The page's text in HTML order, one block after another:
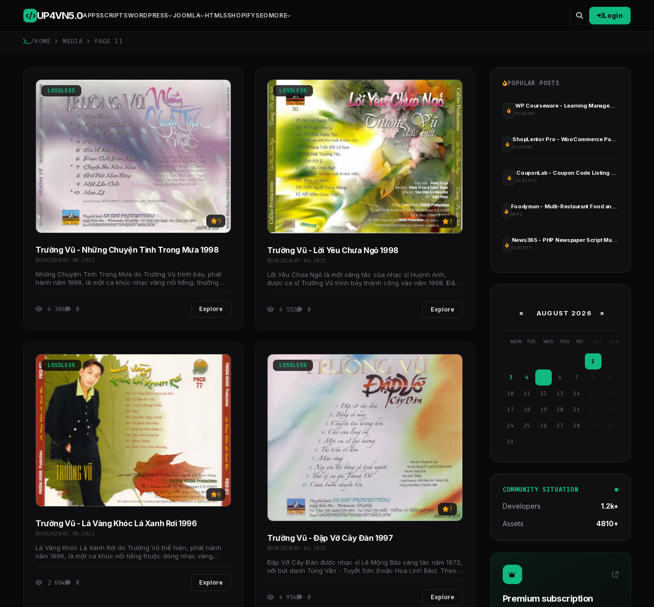
UP4VN5.0APPSSCRIPTSWORDPRESS JOOMLA HTML5SHOPIFYSEO MORE Login
/HOME > MEDIA > PAGE 11
LOSSLESS
5
Trường Vũ - Những Chuyện Tình Trong Mưa 1998
BOSA2020 07.06.2021
Những Chuyện Tình Trong Mưa do Trường Vũ trình bày, phát
hành năm 1998, là một ca khúc nhạc vàng nổi tiếng, thường
4 386 0 Explore
LOSSLESS
7
Trường Vũ - Lời Yêu Chưa Ngỏ 1998
BOSA2020 07.06.2021
Lời Yêu Chưa Ngỏ là một sáng tác của nhạc sĩ Huỳnh Anh,
được ca sĩ Trường Vũ trình bày thành công vào năm 1998. Đây
4 552 0 Explore
LOSSLESS
6
Trường Vũ - Lá Vàng Khóc Lá Xanh Rơi 1996
BOSA2020 07.06.2021
Lá Vàng Khóc Lá Xanh Rơi do Trường Vũ thể hiện, phát hành
năm 1996, là một ca khúc nổi tiếng thuộc dòng nhạc vàng,
2 684 0 Explore
LOSSLESS
7
Trường Vũ - Đập Vỡ Cây Đàn 1997
BOSA2020 07.06.2021
Đập Vỡ Cây Đàn được nhạc sĩ Lê Mộng Bảo sáng tác năm 1972,
với bút danh Tùng Vân - Tuyết Sơn (hoặc Hoa Linh Bảo). Theo
4 954 0 Explore
POPULAR POSTS
WP Courseware - Learning Management System
PLUGINS
ShopLentor Pro - WooCommerce Page Builder Elementor Addon
PLUGINS
CouponLab - Coupon Code Listing Platform
SCRIPTS
Foodyman - Multi-Restaurant Food and Grocery Ordering and Delivery Marketplace
APPS
News365 - PHP Newspaper Script Magazine Blog with Video Newspaper
SCRIPTS
« AUGUST 2026 »
MON TUE WED THU FRI SAT SUN
1
3 4 6 7 9
10 11 12 13 14 15 16
17 18 19 20 21
24 25 26 27 28 29
31
COMMUNITY SITUATION
Developers 1.2k+
Assets 4810+
Premium subscription